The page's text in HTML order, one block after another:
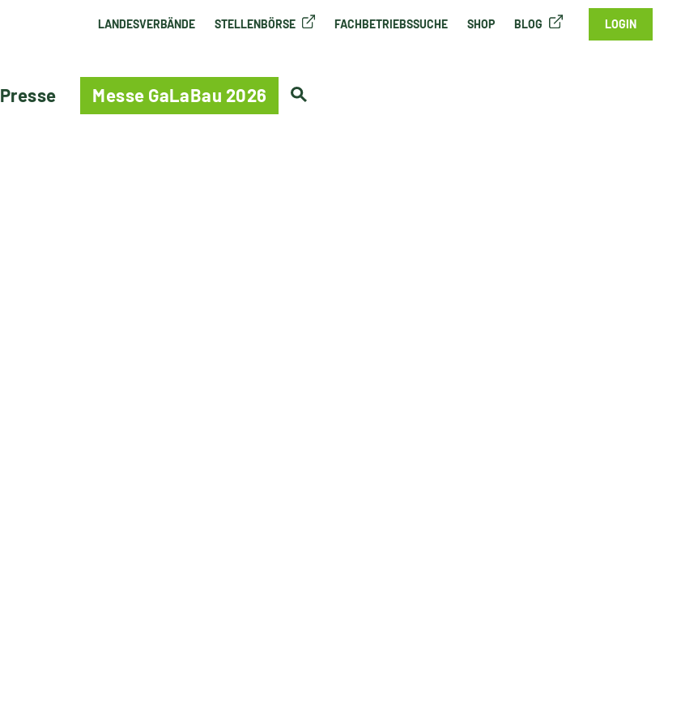
LANDESVERBÄNDE STELLENBÖRSE FACHBETRIEBSSUCHE SHOP BLOG LOGIN
Presse Messe GaLaBau 2026